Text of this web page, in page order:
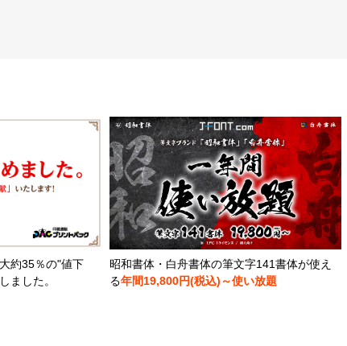
約35％の"値下
ました。
昭和書体・白舟書体の筆文字141書体が使え
る年間19,800円(税込)～使い放題